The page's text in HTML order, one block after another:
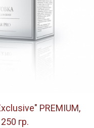
PREMIUM,
250 гр.